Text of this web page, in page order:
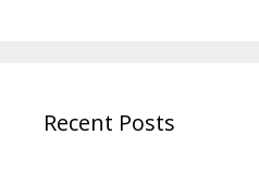
Recent Posts